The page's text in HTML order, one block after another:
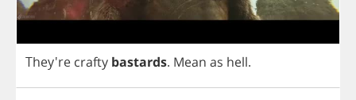
They're crafty bastards. Mean as hell.